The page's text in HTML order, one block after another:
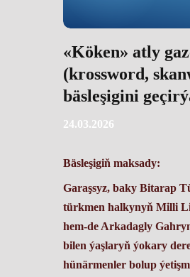
«Köken» atly
(krossword,
bäsleşigini
24.03.2026
Bäsleşigiň maksady:
Garaşsyz, baky Bitarap
türkmen halkynyň Milli
hem-de Arkadagly
bilen ýaşlaryň ýokary
hünärmenler bolup